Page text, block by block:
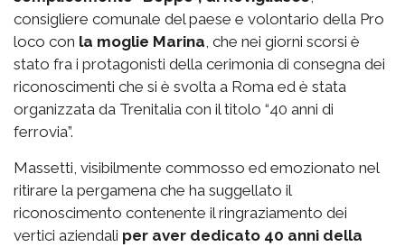
consigliere comunale del paese e volontario della Pro
loco con la moglie Marina , che nei giorni scorsi è
stato fra i protagonisti della cerimonia di consegna dei
riconoscimenti che si è svolta a Roma ed è stata
organizzata da Trenitalia con il titolo “40 anni di
ferrovia”.
Massetti, visibilmente commosso ed emozionato nel
ritirare la pergamena che ha suggellato il
riconoscimento contenente il ringraziamento dei
vertici aziendali per aver dedicato 40 anni della